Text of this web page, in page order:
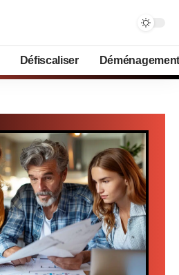
Défiscaliser Déménagement